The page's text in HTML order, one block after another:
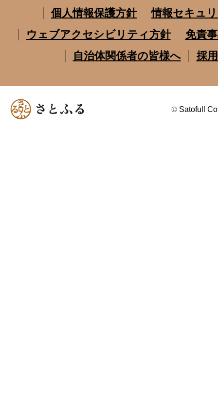
個人情報保護方針
情報セキュ
ウェブアクセシビリティ方針
免責
自治体関係者の皆様へ
採
© Satofull